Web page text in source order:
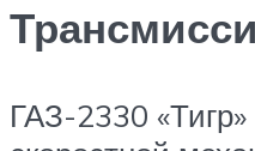
ГАЗ-2330